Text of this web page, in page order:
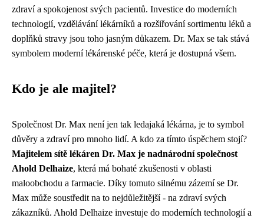
zdraví a spokojenost svých pacientů. Investice do moderních
technologií, vzdělávání lékárníků a rozšiřování sortimentu léků a
doplňků stravy jsou toho jasným důkazem. Dr. Max se tak stává
symbolem moderní lékárenské péče, která je dostupná všem.
Kdo je ale majitel?
Společnost Dr. Max není jen tak ledajaká lékárna, je to symbol
důvěry a zdraví pro mnoho lidí. A kdo za tímto úspěchem stojí?
Majitelem sítě lékáren Dr. Max je nadnárodní společnost
Ahold Delhaize, která má bohaté zkušenosti v oblasti
maloobchodu a farmacie. Díky tomuto silnému zázemí se Dr.
Max může soustředit na to nejdůležitější - na zdraví svých
zákazníků. Ahold Delhaize investuje do moderních technologií a